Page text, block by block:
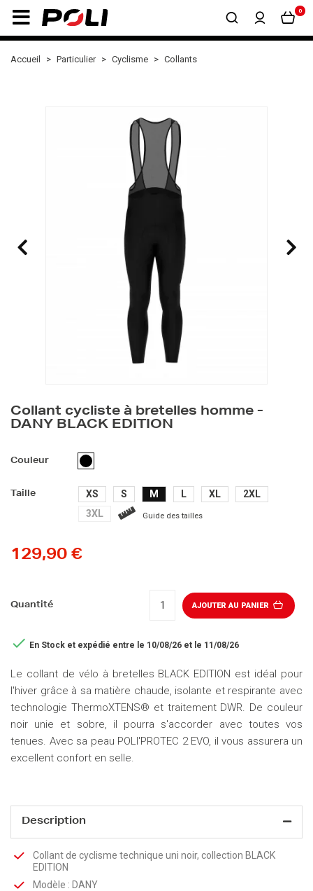
0
Accueil Particulier Cyclisme Collants
Collant cycliste à bretelles homme -
DANY BLACK EDITION
Couleur NOIR
Taille XS S M L XL
2XL
3XL
Guide des tailles
129,90 €
Quantité AJOUTER AU PANIER
 En Stock et expédié entre le 10/08/26 et le 11/08/26
Le collant de vélo à bretelles BLACK EDITION est idéal pour
l'hiver grâce à sa matière chaude, isolante et respirante avec
technologie ThermoXTENS® et traitement DWR. De couleur
noir unie et sobre, il pourra s'accorder avec toutes vos
tenues. Avec sa peau POLI'PROTEC 2 EVO, il vous assurera un
excellent confort en selle.
Description
Collant de cyclisme technique uni noir, collection BLACK
EDITION
Modèle : DANY